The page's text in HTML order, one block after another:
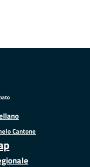
Cantone